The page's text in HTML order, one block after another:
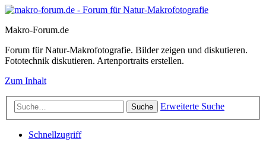
Makro-Forum.de
Forum für Natur-Makrofotografie. Bilder zeigen und diskutieren.
Fototechnik diskutieren. Artenportraits erstellen.
Zum Inhalt
Suche Erweiterte Suche
Schnellzugriff